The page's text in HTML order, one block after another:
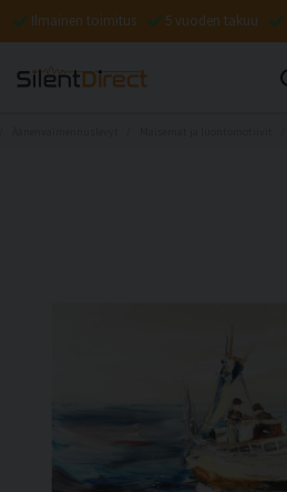
Ilmainen toimitus 5 vuoden takuu